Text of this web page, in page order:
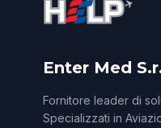
Enter Med
Fornitore leader di
Specializzati in